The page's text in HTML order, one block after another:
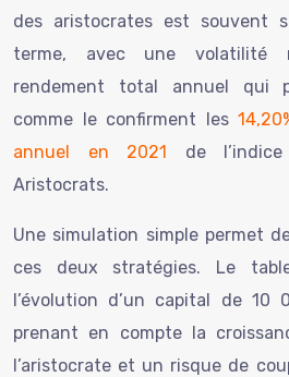
des aristocrates est souvent
terme, avec une volatilité
rendement total annuel qui
comme le confirment les
annuel en 2021 de
Aristocrats.
Une simulation simple permet
ces deux stratégies. Le
l’évolution d’un capital de
prenant en compte la
l’aristocrate et un risque de